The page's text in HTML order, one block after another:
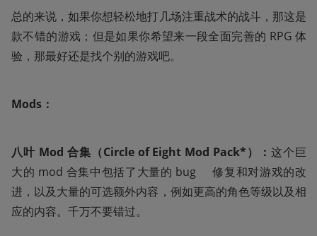
总的来说，如果你想轻松地打几场注重战术的战斗，那这是
款不错的游戏；但是如果你希望来一段全面完善的 RPG 体
验，那最好还是找个别的游戏吧。
Mods：
八叶 Mod 合集（Circle of Eight Mod Pack*）：这个巨
大的 mod 合集中包括了大量的 bug     修复和对游戏的改
进，以及大量的可选额外内容，例如更高的角色等级以及相
应的内容。千万不要错过。